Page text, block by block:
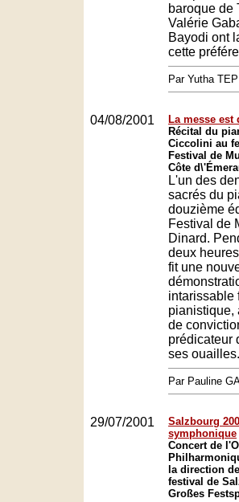
baroque de
Valérie
Bayodi ont
cette
Par Yutha TEP
04/08/2001
La messe est
Récital du
Ciccolini au
Festival de
Côte
L'un des
sacrés du
douzième
Festival de
Dinard.
deux
fit une
intarissable
pianistique,
de
prédicateur
ses ouailles.
Par Pauline
29/07/2001
Salzbourg
symphonique
Concert de
la direction
festival de
Großes